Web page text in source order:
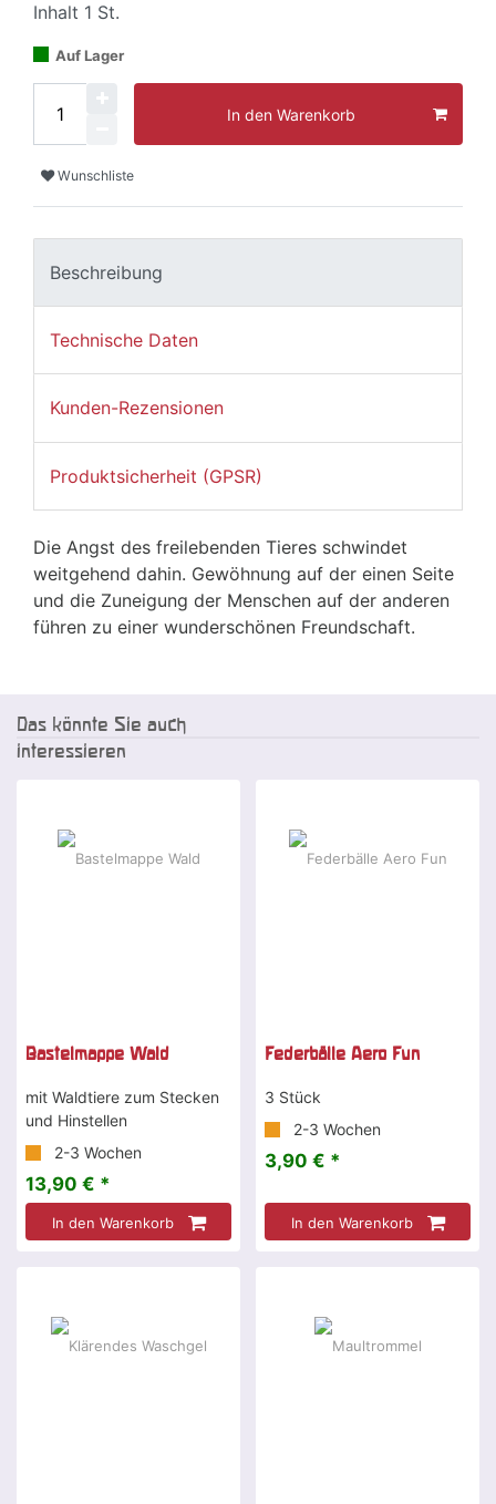
Inhalt 1 St.
Auf Lager
In den Warenkorb
Wunschliste
Beschreibung
Technische Daten
Kunden-Rezensionen
Produktsicherheit (GPSR)
Die Angst des freilebenden Tieres schwindet
weitgehend dahin. Gewöhnung auf der einen Seite
und die Zuneigung der Menschen auf der anderen
führen zu einer wunderschönen Freundschaft.
Das könnte Sie auch
interessieren
Bastelmappe Wald
mit Waldtiere zum Stecken
und Hinstellen
2-3 Wochen
13,90 € *
In den Warenkorb
Federbälle Aero Fun
3 Stück
2-3 Wochen
3,90 € *
In den Warenkorb